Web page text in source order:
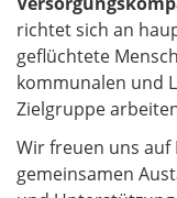
richtet sich an
geflüchtete
kommunalen und
Zielgruppe
Wir freuen uns auf
gemeinsamen